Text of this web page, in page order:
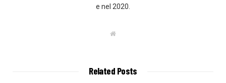
e nel 2020.
W
Related Posts